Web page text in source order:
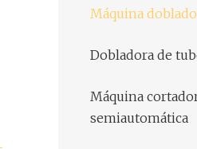
Máquina
Dobladora de
Máquina
semiautomática